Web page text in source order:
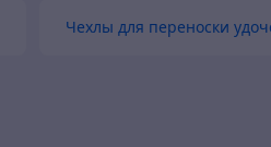
Чехлы для переноски